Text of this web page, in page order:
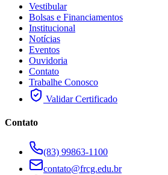
Vestibular
Bolsas e Financiamentos
Institucional
Notícias
Eventos
Ouvidoria
Contato
Trabalhe Conosco
Validar Certificado
Contato
(83) 99863-1100
contato@frcg.edu.br